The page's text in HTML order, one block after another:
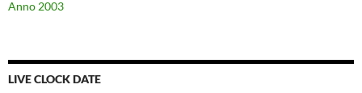
Anno 2003
LIVE CLOCK DATE